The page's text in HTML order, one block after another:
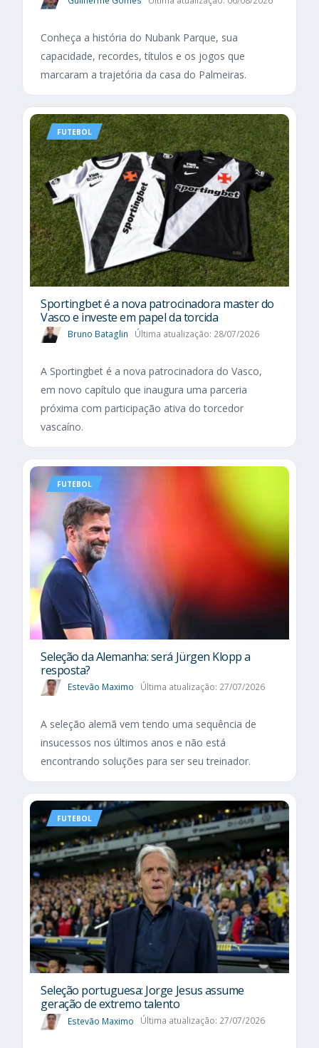
Conheça a história do Nubank Parque, sua
capacidade, recordes, títulos e os jogos que
marcaram a trajetória da casa do Palmeiras.
FUTEBOL
Sportingbet é a nova patrocinadora master do
Vasco e investe em papel da torcida
Bruno Bataglin Última atualização: 28/07/2026
A Sportingbet é a nova patrocinadora do Vasco,
em novo capítulo que inaugura uma parceria
próxima com participação ativa do torcedor
vascaíno.
FUTEBOL
Seleção da Alemanha: será Jürgen Klopp a
resposta?
Estevão Maximo Última atualização: 27/07/2026
A seleção alemã vem tendo uma sequência de
insucessos nos últimos anos e não está
encontrando soluções para ser seu treinador.
FUTEBOL
Seleção portuguesa: Jorge Jesus assume
geração de extremo talento
Estevão Maximo Última atualização: 27/07/2026